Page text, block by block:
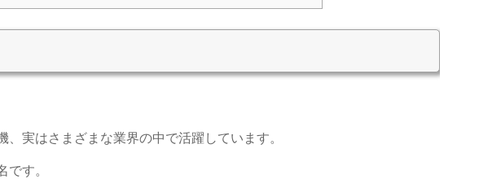
実はさまざまな業界の中で活躍しています。
す。